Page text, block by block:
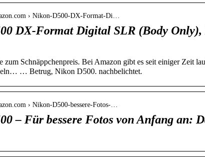
› Nikon-D500-DX-Format-Di…
DX-Format Digital SLR (Body Only),
Schnäppchenpreis. Bei Amazon gibt es seit einiger Zeit
… Betrug, Nikon D500. nachbelichtet.
› Nikon-D500-bessere-Fotos-…
– Für bessere Fotos von Anfang an: